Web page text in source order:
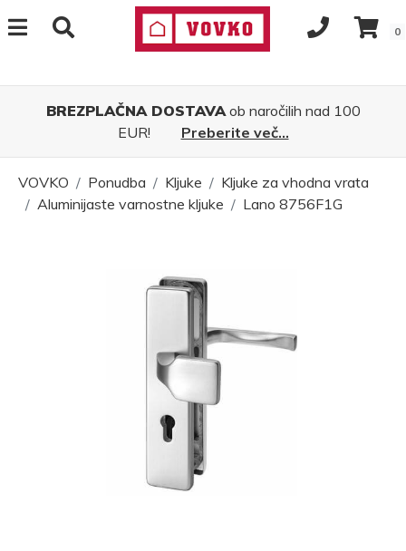
0
BREZPLAČNA DOSTAVAob naročilih nad 100
EUR!
Preberite več...
VOVKO Ponudba Kljuke
Kljuke za vhodna vrata
Aluminijaste varnostne kljuke
Lano 8756F1G